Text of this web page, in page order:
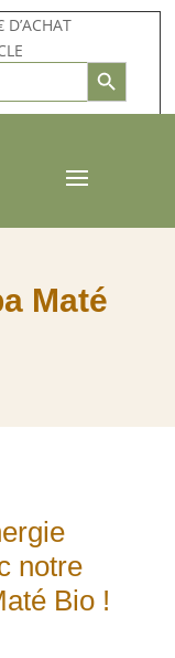
Search Button
Maté
notre
Bio !